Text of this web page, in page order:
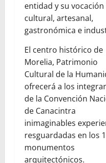
entidad y su vocación
cultural, artesanal,
gastronómica e
El centro histórico de
Morelia, Patrimonio
Cultural de la
ofrecerá a los
de la Convención
de Canacintra
inimaginables
resguardadas en los
monumentos
arquitectónicos.